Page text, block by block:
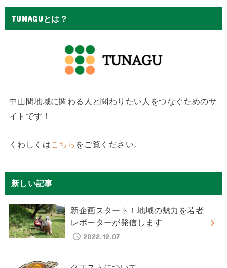
TUNAGUとは？
中山間地域に関わる人と関わりたい人をつなぐためのサ
イトです！
くわしくはこちらをご覧ください。
新しい記事
新企画スタート！地域の魅力を若者
レポーターが発信します
2022.12.07